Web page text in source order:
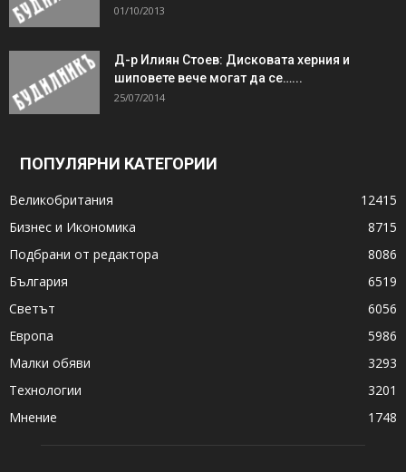
01/10/2013
Д-р Илиян Стоев: Дисковата херния и
шиповете вече могат да се…...
25/07/2014
ПОПУЛЯРНИ КАТЕГОРИИ
Великобритания
12415
Бизнес и Икономика
8715
Подбрани от редактора
8086
България
6519
Светът
6056
Европа
5986
Малки обяви
3293
Технологии
3201
Мнение
1748